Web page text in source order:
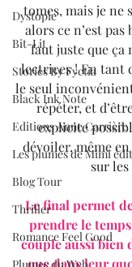
Dystopie
Bit-Lit
Stories By Fyctia
Black Ink Note
Editions Anne Carrière
Les plumes de Mimi
Blog Tour
Thriller
Romance Feel Good
tomes, mais je ne
alors ce n’est
faut juste que ça
lectrices ! En tant
le seul
répéter, et
explicite
dévoiler, même
sur
Le final permet
prendre le
couple aussi bien
que dans leur